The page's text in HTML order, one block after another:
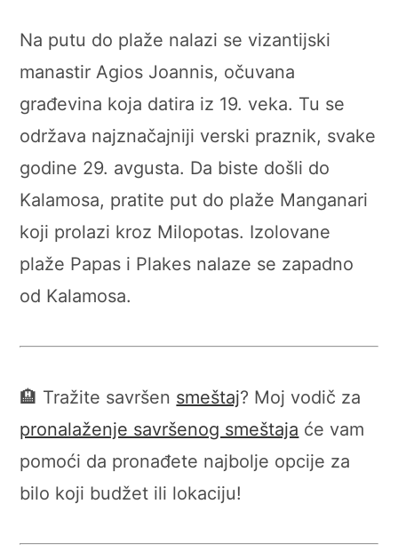
Na putu do plaže nalazi se vizantijski
manastir Agios Joannis, očuvana
građevina koja datira iz 19. veka. Tu se
održava najznačajniji verski praznik, svake
godine 29. avgusta. Da biste došli do
Kalamosa, pratite put do plaže Manganari
koji prolazi kroz Milopotas. Izolovane
plaže Papas i Plakes nalaze se zapadno
od Kalamosa.
🏨 Tražite savršen smeštaj? Moj vodič za
pronalaženje savršenog smeštaja će vam
pomoći da pronađete najbolje opcije za
bilo koji budžet ili lokaciju!